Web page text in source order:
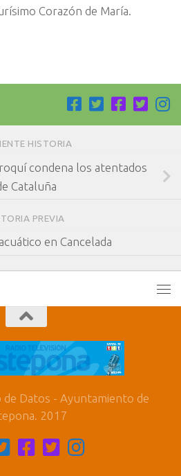
Corazón de María.
HISTORIA
condena los atentados
Cataluña
PREVIA
en Cancelada
Datos - Ayuntamiento de
2017